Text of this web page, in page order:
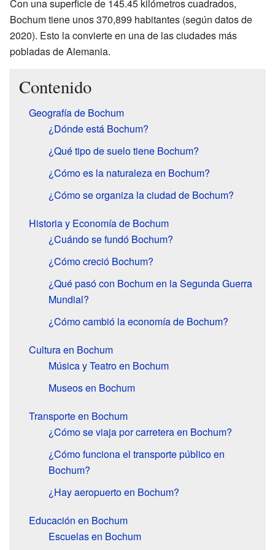
Con una superficie de 145.45 kilómetros cuadrados,
Bochum tiene unos 370,899 habitantes (según datos de
2020). Esto la convierte en una de las ciudades más
pobladas de Alemania.
Contenido
Geografía de Bochum
¿Dónde está Bochum?
¿Qué tipo de suelo tiene Bochum?
¿Cómo es la naturaleza en Bochum?
¿Cómo se organiza la ciudad de Bochum?
Historia y Economía de Bochum
¿Cuándo se fundó Bochum?
¿Cómo creció Bochum?
¿Qué pasó con Bochum en la Segunda Guerra
Mundial?
¿Cómo cambió la economía de Bochum?
Cultura en Bochum
Música y Teatro en Bochum
Museos en Bochum
Transporte en Bochum
¿Cómo se viaja por carretera en Bochum?
¿Cómo funciona el transporte público en
Bochum?
¿Hay aeropuerto en Bochum?
Educación en Bochum
Escuelas en Bochum